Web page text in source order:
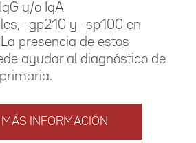
y/o IgA
-gp210 y -sp100 en
presencia de estos
ayudar al diagnóstico de
MÁS INFORMACIÓN